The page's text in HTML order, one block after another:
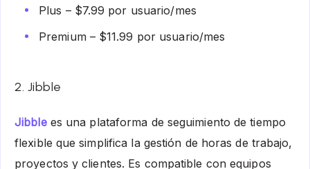
Plus – $7.99 por usuario/mes
Premium – $11.99 por usuario/mes
2. Jibble
Jibblees una plataforma de seguimiento de tiempo
flexible que simplifica la gestión de horas de trabajo,
proyectos y clientes. Es compatible con equipos